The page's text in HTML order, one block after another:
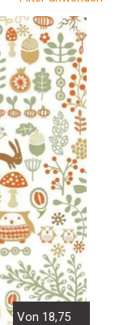
Von 18,75